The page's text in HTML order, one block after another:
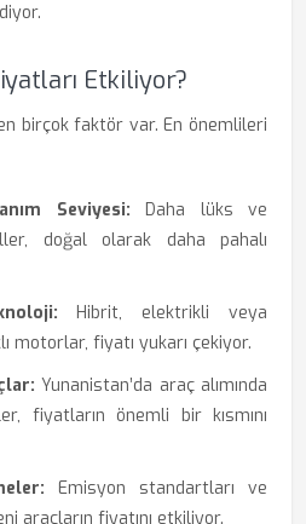
Etkiliyor?
birçok faktör var. En önemlileri
Seviyesi: Daha lüks ve
doğal olarak daha pahalı
Hibrit, elektrikli veya
motorlar, fiyatı yukarı çekiyor.
Yunanistan’da araç alımında
fiyatların önemli bir kısmını
Emisyon standartları ve
araçların fiyatını etkiliyor.